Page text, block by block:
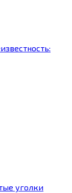
уголки